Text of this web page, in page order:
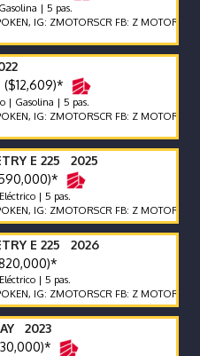
| 5 pas.
IG: ZMOTORSCR FB: Z MOTORS.
($12,609)*
| Gasolina | 5 pas.
IG: ZMOTORSCR FB: Z MOTORS.
E 225 2025
| 5 pas.
IG: ZMOTORSCR FB: Z MOTORS.
E 225 2026
| 5 pas.
IG: ZMOTORSCR FB: Z MOTORS.
2023